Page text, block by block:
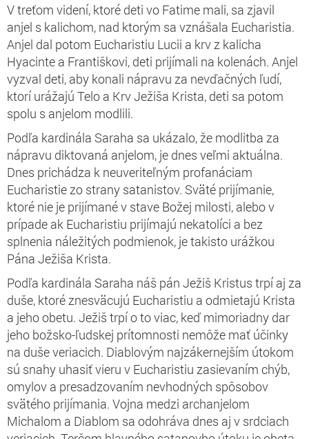
V treťom videní, ktoré deti vo Fatime mali, sa zjavil
anjel s kalichom, nad ktorým sa vznášala Eucharistia.
Anjel dal potom Eucharistiu Lucii a krv z kalicha
Hyacinte a Františkovi, deti prijímali na kolenách. Anjel
vyzval deti, aby konali nápravu za nevďačných ľudí,
ktorí urážajú Telo a Krv Ježiša Krista, deti sa potom
spolu s anjelom modlili.
Podľa kardinála Saraha sa ukázalo, že modlitba za
nápravu diktovaná anjelom, je dnes veľmi aktuálna.
Dnes prichádza k neuveriteľným profanáciam
Eucharistie zo strany satanistov. Sväté prijímanie,
ktoré nie je prijímané v stave Božej milosti, alebo v
prípade ak Eucharistiu prijímajú nekatolíci a bez
splnenia náležitých podmienok, je takisto urážkou
Pána Ježiša Krista.
Podľa kardinála Saraha náš pán Ježiš Kristus trpí aj za
duše, ktoré znesväcujú Eucharistiu a odmietajú Krista
a jeho obetu. Ježiš trpí o to viac, keď mimoriadny dar
jeho božsko-ľudskej prítomnosti nemôže mať účinky
na duše veriacich. Diablovým najzákernejším útokom
sú snahy uhasiť vieru v Eucharistiu zasievaním chýb,
omylov a presadzovaním nevhodných spôsobov
svätého prijímania. Vojna medzi archanjelom
Michalom a Diablom sa odohráva dnes aj v srdciach